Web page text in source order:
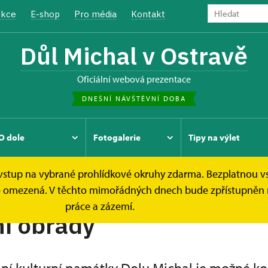
E-shop Pro média Kontakt
Důl Michal v Ostravě
oficiální webová prezentace
DNEŠNÍ NÁVŠTĚVNÍ DOBA
dole Fotogalerie Tipy na výlet
na vybrané prohlídkové okruhy zdarma. Bezplatnou
V těchto mimořádných dnech bude zpřístupněn
práce a zázemí.
obřady